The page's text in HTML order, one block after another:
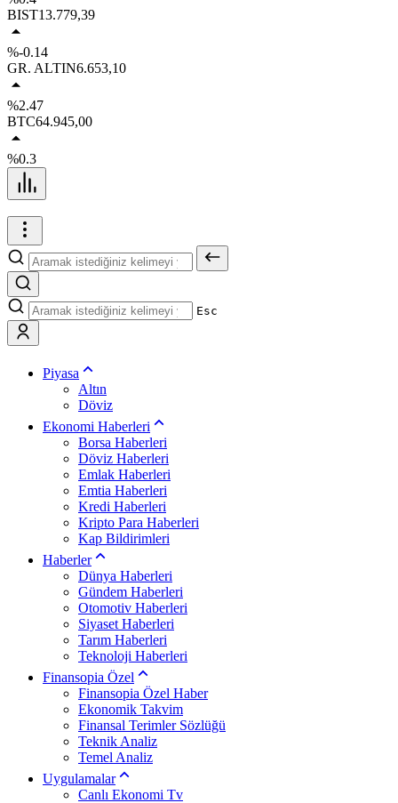
BIST13.779,39
%-0.14
GR. ALTIN6.653,10
%2.47
BTC64.945,00
%0.3
Esc
Piyasa
Altın
Döviz
Ekonomi Haberleri
Borsa Haberleri
Döviz Haberleri
Emlak Haberleri
Emtia Haberleri
Kredi Haberleri
Kripto Para Haberleri
Kap Bildirimleri
Haberler
Dünya Haberleri
Gündem Haberleri
Otomotiv Haberleri
Siyaset Haberleri
Tarım Haberleri
Teknoloji Haberleri
Finansopia Özel
Finansopia Özel Haber
Ekonomik Takvim
Finansal Terimler Sözlüğü
Teknik Analiz
Temel Analiz
Uygulamalar
Canlı Ekonomi Tv